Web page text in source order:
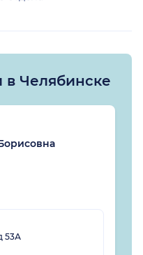
в Челябинске
53А